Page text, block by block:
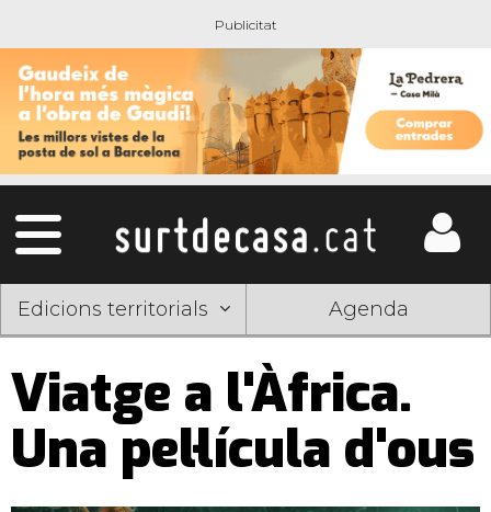
Edicions territorials Agenda
Viatge a l'Àfrica.
Una pel·lícula d'ous